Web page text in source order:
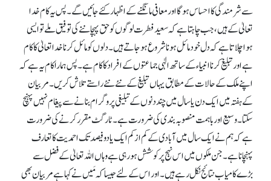
سے شرمندگی کا احساس ہو گا اور معافی مانگنے کے اظہار کئے جائیں گے۔ پس یہ کام خدا
تعالیٰ کے ہیں، جب چاہتا ہے کہ سعید فطرت لوگوں کو حق پہچاننے کی توفیق ملے تو ایسی
ہوا چلاتا ہے کہ دل خود مائل ہونا شروع ہو جاتے ہیں۔ دلوں کو مائل کرنا خدا تعالیٰ کا کام
ہے اور تبلیغ کرنا انبیاء کے ساتھ الٰہی جماعتوں کے افراد کا کام ہے۔ پس ہمارا کام یہ ہے کہ
اپنے ملک کے حالات کے مطابق یہاں تبلیغ کے نئے نئے راستے تلاش کریں۔ مربیان
کے ہفتہ میں ایک دن یا سال میں چند دنوں کے تبلیغی پروگرام بنانے سے پیغام نہیں پہنچ
سکتا۔ وسیع اور باہمت منصوبہ بندی کی ضرورت ہے۔ ٹارگٹ مقرر کرنے کی ضرورت
ہے کہ ہم نے ایک سال میں آبادی کے کم از کم ایک یا دو فیصد تک احمدیت کا تعارف
پہنچانا ہے۔ جن ملکوں میں اس نہج پر کوشش ہو رہی ہے وہاں اللہ تعالیٰ کے فضل سے
بڑے کامیاب نتائج نکل رہے ہیں۔ اور اس کے لئے جیسا کہ مَیں نے کہا ہے مربیان بھی